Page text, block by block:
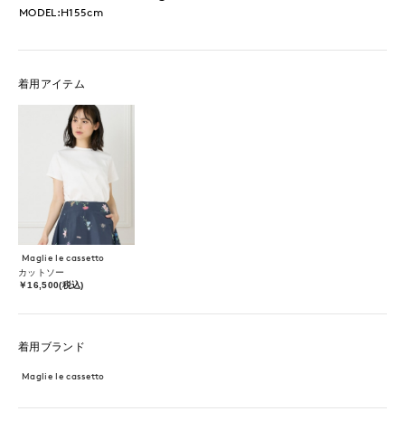
MODEL:H155cm
着用アイテム
Maglie le cassetto
カットソー
￥16,500(税込)
着用ブランド
Maglie le cassetto